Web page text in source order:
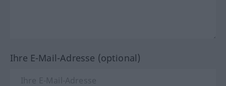
Ihre E-Mail-Adresse (optional)